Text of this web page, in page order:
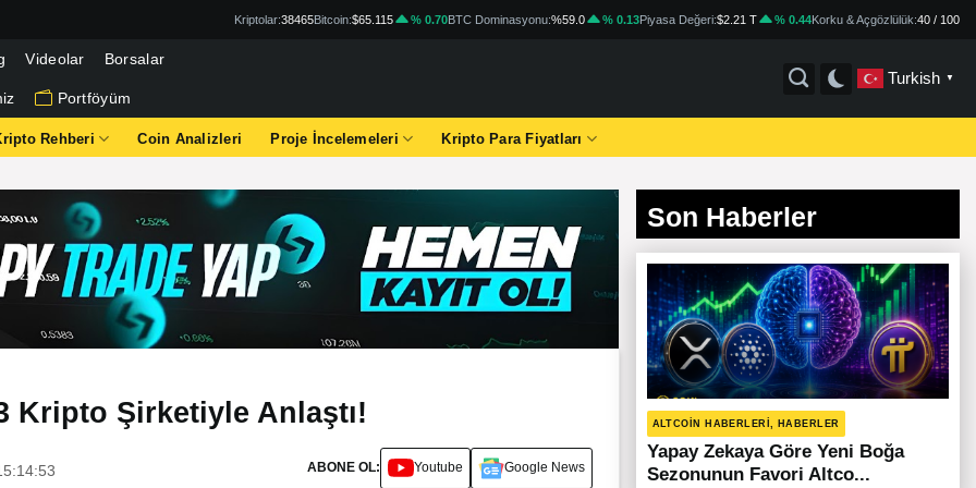
Kriptolar:38465Bitcoin:$65.115 % 0.70BTC Dominasyonu:%59.0 % 0.13Piyasa Değeri:$2.21 T % 0.44Korku & Açgözlülük:40 / 100
Videolar Borsalar
Portföyüm
Turkish ▼
Rehberi Coin Analizleri Proje İncelemeleri Kripto Para Fiyatları
Kripto Şirketiyle Anlaştı!
ABONE OL: Youtube Google News
Son Haberler
ALTCOIN HABERLERI, HABERLER
Yapay Zekaya Göre Yeni Boğa
Sezonunun Favori Altco...